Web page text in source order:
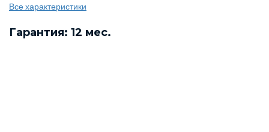
Все характеристики
Гарантия: 12 мес.